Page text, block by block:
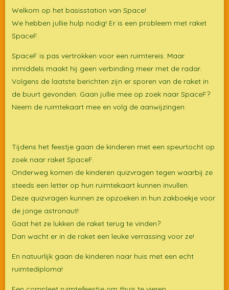
Welkom op het basisstation van Space!
We hebben jullie hulp nodig! Er is een probleem met raket
SpaceF.
SpaceF is pas vertrokken voor een ruimtereis. Maar
inmiddels maakt hij geen verbinding meer met de radar.
Volgens de laatste berichten zijn er sporen van de raket in
de buurt gevonden. Gaan jullie mee op zoek naar SpaceF?
Neem de ruimtekaart mee en volg de aanwijzingen.
Tijdens het feestje gaan de kinderen met een speurtocht op
zoek naar raket SpaceF.
Onderweg komen de kinderen quizvragen tegen waarbij ze
steeds een letter op hun ruimtekaart kunnen invullen.
Deze quizvragen kunnen ze opzoeken in hun zakboekje voor
de jonge astronaut!
Gaat het ze lukken de raket terug te vinden?
Dan wacht er in de raket een leuke verrassing voor ze!
En natuurlijk gaan de kinderen naar huis met een echt
ruimtediploma!